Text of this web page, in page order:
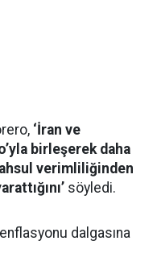
‘İran ve
birleşerek daha
verimliliğinden
söyledi.
dalgasına